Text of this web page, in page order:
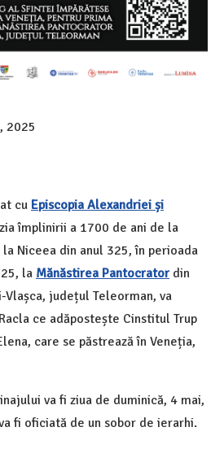
2025
cu Episcopia Alexandriei și
împlinirii a 1700 de ani de la
Niceea din anul 325, în perioada
la Mănăstirea Pantocrator din
județul Teleorman, va
ce adăpostește Cinstitul Trup
care se păstrează în Veneția,
va fi ziua de duminică, 4 mai,
fi oficiată de un sobor de ierarhi.